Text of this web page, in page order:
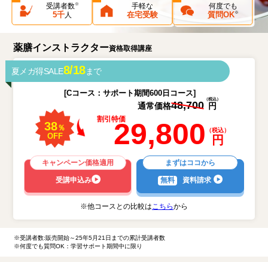
お問い合わせ
配送・支払・返品について
資料請求 受講申し込み
受講者数※
5千 人
手軽な
在宅受験
何度でも
質問OK※
薬膳インストラクター資格取得講座
夏メガ得SALE8/18まで
[Cコース：サポート期間600日コース]
38％
OFF
通常価格48,700 円
（税込）
割引特価29,800 円
（税込）
キャンペーン価格適用
受講申込み
まずはココから
無料 資料請求
※他コースとの比較はこちらから
※受講者数:販売開始～25年5月21日までの累計受講者数
※何度でも質問OK：学習サポート期間中に限り